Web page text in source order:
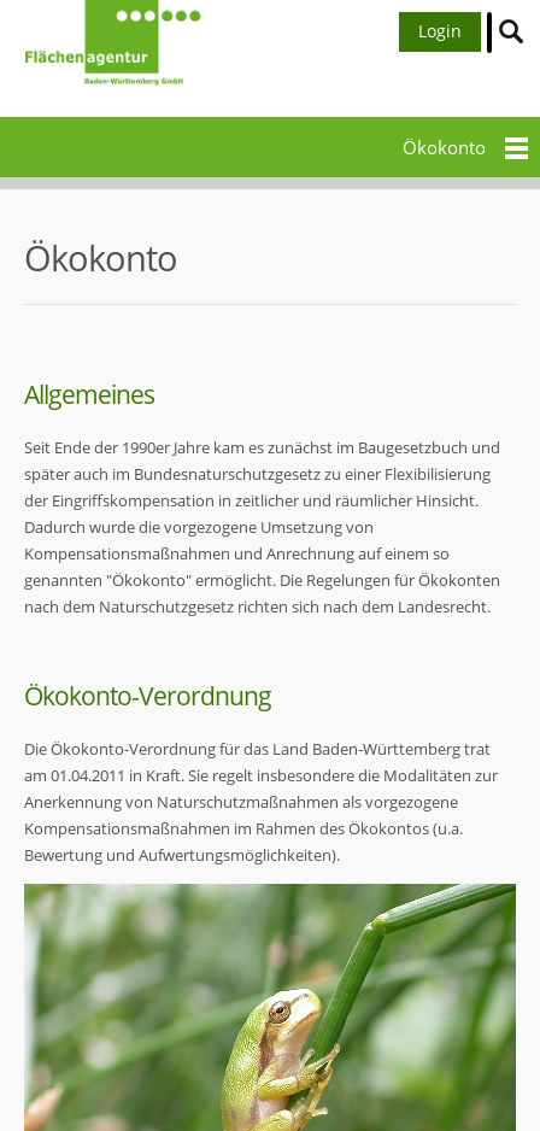
Login
Ökokonto
Ökokonto
Allgemeines
Seit Ende der 1990er Jahre kam es zunächst im Baugesetzbuch und
später auch im Bundesnaturschutzgesetz zu einer Flexibilisierung
der Eingriffskompensation in zeitlicher und räumlicher Hinsicht.
Dadurch wurde die vorgezogene Umsetzung von
Kompensationsmaßnahmen und Anrechnung auf einem so
genannten "Ökokonto" ermöglicht. Die Regelungen für Ökokonten
nach dem Naturschutzgesetz richten sich nach dem Landesrecht.
Ökokonto-Verordnung
Die Ökokonto-Verordnung für das Land Baden-Württemberg trat
am 01.04.2011 in Kraft. Sie regelt insbesondere die Modalitäten zur
Anerkennung von Naturschutzmaßnahmen als vorgezogene
Kompensationsmaßnahmen im Rahmen des Ökokontos (u.a.
Bewertung und Aufwertungsmöglichkeiten).